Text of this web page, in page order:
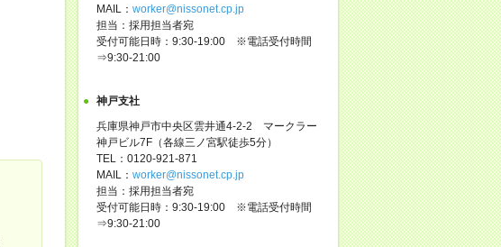
MAIL： worker@nissonet.cp.jp
担当：採用担当者宛
受付可能日時：9:30-19:00 ※電話受付時間
⇒9:30-21:00
神戸支社
兵庫県神戸市中央区雲井通4-2-2 マークラー
神戸ビル7F（各線三ノ宮駅徒歩5分）
TEL：0120-921-871
MAIL： worker@nissonet.cp.jp
担当：採用担当者宛
受付可能日時：9:30-19:00 ※電話受付時間
⇒9:30-21:00